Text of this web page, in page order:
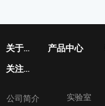
公司简介
关于世安 产品中心
实验室
关注我们